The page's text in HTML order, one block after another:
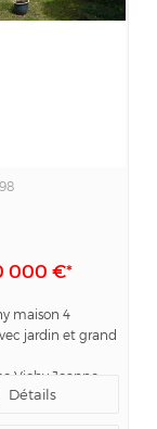
000 €*
maison 4
jardin et grand
Vichy Jeanne
vous propose
Détails